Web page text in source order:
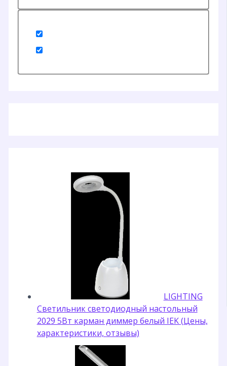
LIGHTING
Светильник светодиодный настольный
2029 5Вт карман диммер белый IEK (Цены,
характеристики, отзывы)